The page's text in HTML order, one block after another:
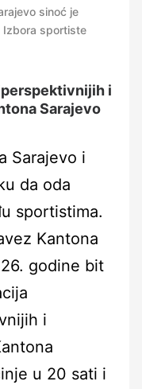
sinoć je
Izbora sportiste
i
Sarajevo
Sarajevo i
da oda
sportistima.
Kantona
godine bit
i
u 20 sati i